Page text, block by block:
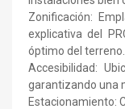
Zonificación:
explicativa del
óptimo del terreno.
Accesibilidad:
garantizando una
Estacionamiento: